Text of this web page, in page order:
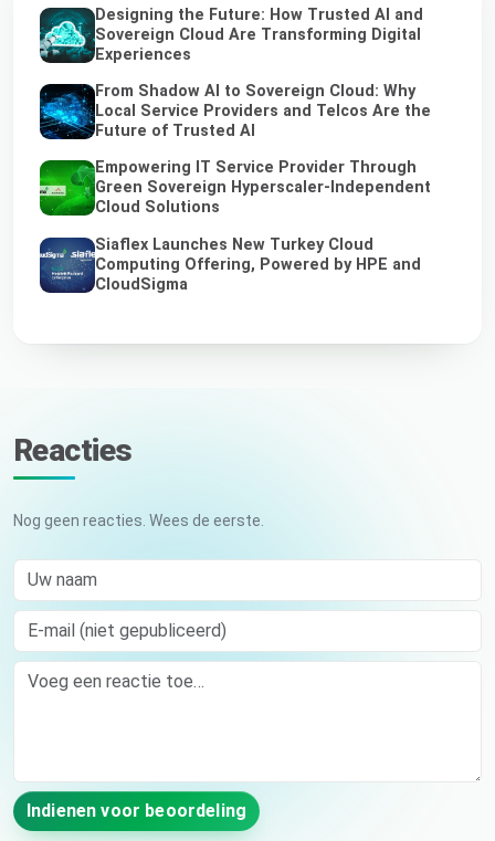
Designing the Future: How Trusted AI and
Sovereign Cloud Are Transforming Digital
Experiences
From Shadow AI to Sovereign Cloud: Why
Local Service Providers and Telcos Are the
Future of Trusted AI
Empowering IT Service Provider Through
Green Sovereign Hyperscaler-Independent
Cloud Solutions
Siaflex Launches New Turkey Cloud
Computing Offering, Powered by HPE and
CloudSigma
Reacties
Nog geen reacties. Wees de eerste.
Uw naam
E-mail (niet gepubliceerd)
Comment
Indienen voor beoordeling